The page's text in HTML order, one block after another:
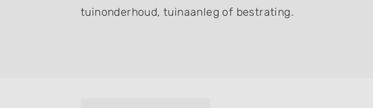
tuinonderhoud, tuinaanleg of bestrating.